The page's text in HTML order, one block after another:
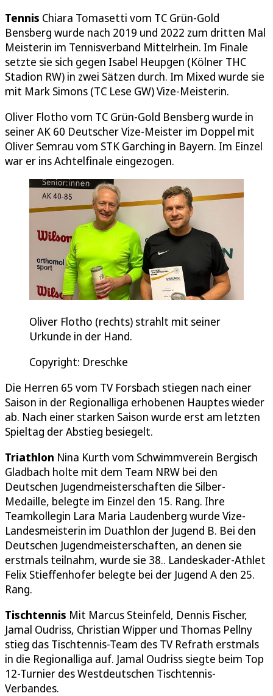
Tennis Chiara Tomasetti vom TC Grün-Gold
Bensberg wurde nach 2019 und 2022 zum dritten Mal
Meisterin im Tennisverband Mittelrhein. Im Finale
setzte sie sich gegen Isabel Heupgen (Kölner THC
Stadion RW) in zwei Sätzen durch. Im Mixed wurde sie
mit Mark Simons (TC Lese GW) Vize-Meisterin.
Oliver Flotho vom TC Grün-Gold Bensberg wurde in
seiner AK 60 Deutscher Vize-Meister im Doppel mit
Oliver Semrau vom STK Garching in Bayern. Im Einzel
war er ins Achtelfinale eingezogen.
Oliver Flotho (rechts) strahlt mit seiner
Urkunde in der Hand.
Copyright: Dreschke
Die Herren 65 vom TV Forsbach stiegen nach einer
Saison in der Regionalliga erhobenen Hauptes wieder
ab. Nach einer starken Saison wurde erst am letzten
Spieltag der Abstieg besiegelt.
Triathlon Nina Kurth vom Schwimmverein Bergisch
Gladbach holte mit dem Team NRW bei den
Deutschen Jugendmeisterschaften die Silber-
Medaille, belegte im Einzel den 15. Rang. Ihre
Teamkollegin Lara Maria Laudenberg wurde Vize-
Landesmeisterin im Duathlon der Jugend B. Bei den
Deutschen Jugendmeisterschaften, an denen sie
erstmals teilnahm, wurde sie 38.. Landeskader-Athlet
Felix Stieffenhofer belegte bei der Jugend A den 25.
Rang.
Tischtennis Mit Marcus Steinfeld, Dennis Fischer,
Jamal Oudriss, Christian Wipper und Thomas Pellny
stieg das Tischtennis-Team des TV Refrath erstmals
in die Regionalliga auf. Jamal Oudriss siegte beim Top
12-Turnier des Westdeutschen Tischtennis-
Verbandes.